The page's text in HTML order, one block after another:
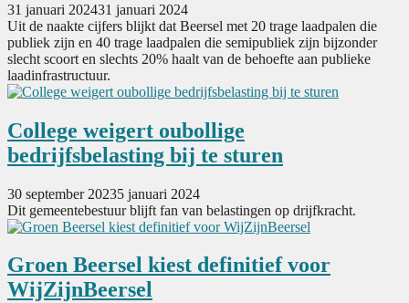
31 januari 202431 januari 2024
Uit de naakte cijfers blijkt dat Beersel met 20 trage laadpalen die
publiek zijn en 40 trage laadpalen die semipubliek zijn bijzonder
slecht scoort en slechts 20% haalt van de behoefte aan publieke
laadinfrastructuur.
College weigert oubollige
bedrijfsbelasting bij te sturen
30 september 20235 januari 2024
Dit gemeentebestuur blijft fan van belastingen op drijfkracht.
Groen Beersel kiest definitief voor
WijZijnBeersel